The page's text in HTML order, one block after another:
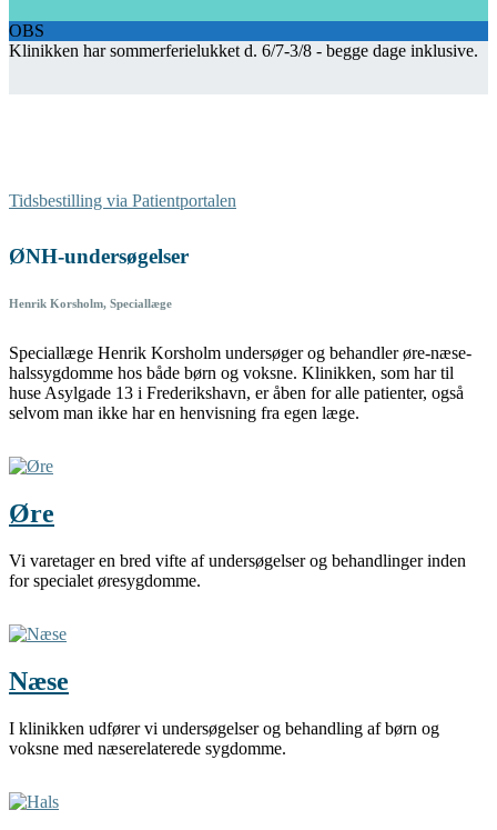
OBS
Klinikken har sommerferielukket d. 6/7-3/8 - begge dage inklusive.
Tidsbestilling via Patientportalen
ØNH-undersøgelser
Henrik Korsholm, Speciallæge
Speciallæge Henrik Korsholm undersøger og behandler øre-næse-
halssygdomme hos både børn og voksne. Klinikken, som har til
huse Asylgade 13 i Frederikshavn, er åben for alle patienter, også
selvom man ikke har en henvisning fra egen læge.
Øre
Vi varetager en bred vifte af undersøgelser og behandlinger inden
for specialet øresygdomme.
Næse
I klinikken udfører vi undersøgelser og behandling af børn og
voksne med næserelaterede sygdomme.